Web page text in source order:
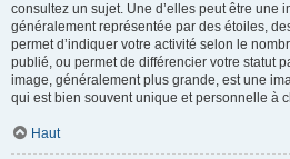
consultez un sujet. Une d’elles peut être une
généralement représentée par des étoiles,
permet d’indiquer votre activité selon le
publié, ou permet de différencier votre statut
image, généralement plus grande, est une
qui est bien souvent unique et personnelle à
Haut